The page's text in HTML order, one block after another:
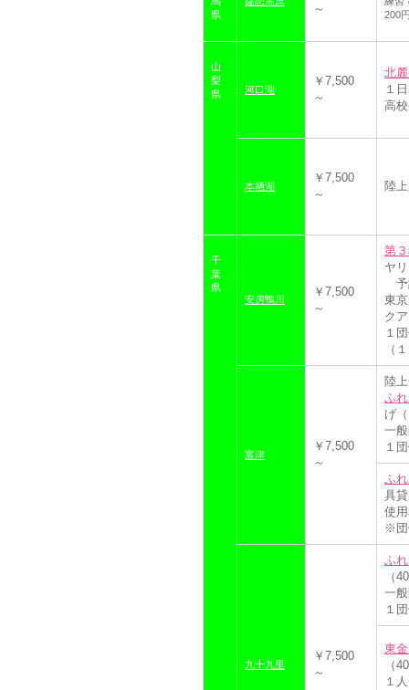
県
～
200
山
梨
県
河口湖
￥7,500
～
北
１
高
本栖湖
￥7,500
～
陸
千
葉
県
安房鴨川
￥7,500
～
第
ヤ
予
東
ク
１
（
富津
￥7,500
～
陸
ふ
げ
一
１
ふ
具
使
※団
九十九里
￥7,500
～
ふ
（
一
１
東
（
１